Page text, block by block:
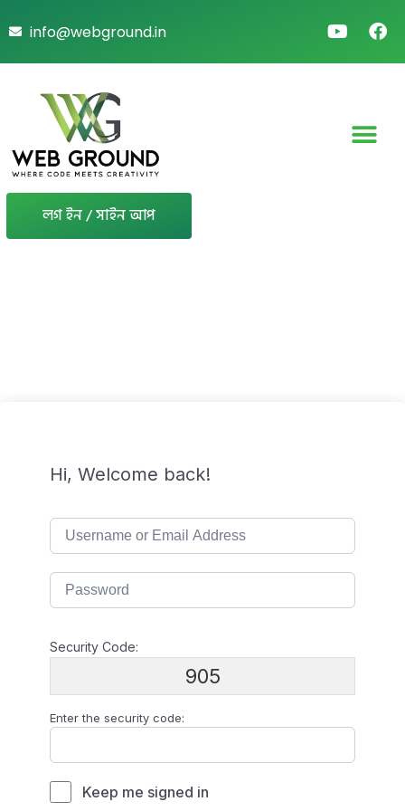
info@webground.in
লগ ইন / সাইন আপ
Hi, Welcome back!
Security Code:
905
Enter the security code:
Keep me signed in